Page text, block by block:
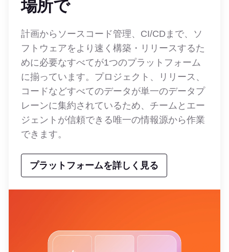
場所で
計画からソースコード管理、CI/CDまで、ソ
フトウェアをより速く構築・リリースするた
めに必要なすべてが1つのプラットフォーム
に揃っています。プロジェクト、リリース、
コードなどすべてのデータが単一のデータプ
レーンに集約されているため、チームとエー
ジェントが信頼できる唯一の情報源から作業
できます。
プラットフォームを詳しく見る